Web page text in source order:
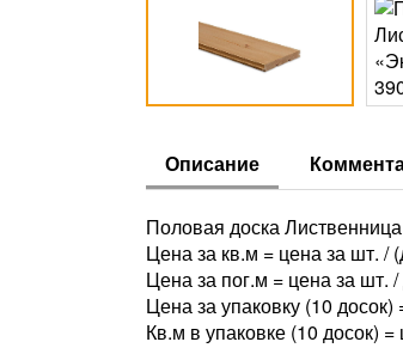
Описание
Половая доска
Цена за кв.м = цена за шт. /
Цена за пог.м = цена за шт.
Цена за упаковку (10 досок)
Кв.м в упаковке (10 досок)